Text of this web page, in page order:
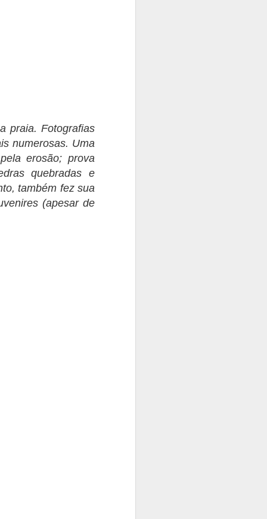
praia. Fotografias
numerosas. Uma
erosão; prova
quebradas e
também fez sua
(apesar de